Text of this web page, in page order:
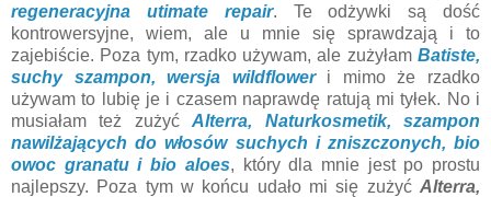
regeneracyjna utimate repair. Te odżywki są dość
kontrowersyjne, wiem, ale u mnie się sprawdzają i to
zajebiście. Poza tym, rzadko używam, ale zużyłam Batiste,
suchy szampon, wersja wildfloweri mimo że rzadko
używam to lubię je i czasem naprawdę ratują mi tyłek. No i
musiałam też zużyćAlterra, Naturkosmetik, szampon
nawilżających do włosów suchych i zniszczonych, bio
owoc granatu i bio aloes, który dla mnie jest po prostu
najlepszy. Poza tym w końcu udało mi się zużyć Alterra,